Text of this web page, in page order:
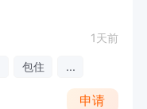
1天前
包住 ...
申请